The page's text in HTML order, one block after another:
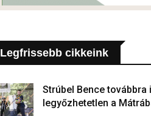
Legfrissebb cikkeink
Strúbel Bence továbbra
legyőzhetetlen a